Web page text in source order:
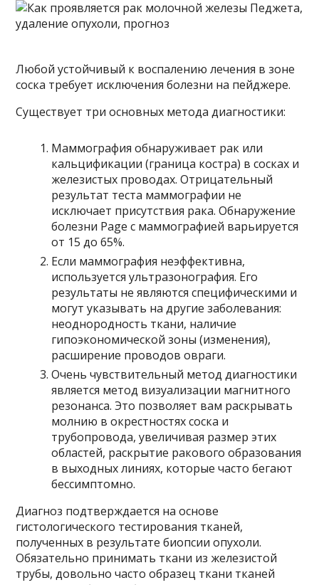
Любой устойчивый к воспалению лечения в зоне
соска требует исключения болезни на пейджере.
Существует три основных метода диагностики:
Маммография обнаруживает рак или
кальцификации (граница костра) в сосках и
железистых проводах. Отрицательный
результат теста маммографии не
исключает присутствия рака. Обнаружение
болезни Page с маммографией варьируется
от 15 до 65%.
Если маммография неэффективна,
используется ультразонография. Его
результаты не являются специфическими и
могут указывать на другие заболевания:
неоднородность ткани, наличие
гипоэкономической зоны (изменения),
расширение проводов овраги.
Очень чувствительный метод диагностики
является метод визуализации магнитного
резонанса. Это позволяет вам раскрывать
молнию в окрестностях соска и
трубопровода, увеличивая размер этих
областей, раскрытие ракового образования
в выходных линиях, которые часто бегают
бессимптомно.
Диагноз подтверждается на основе
гистологического тестирования тканей,
полученных в результате биопсии опухоли.
Обязательно принимать ткани из железистой
трубы, довольно часто образец ткани тканей